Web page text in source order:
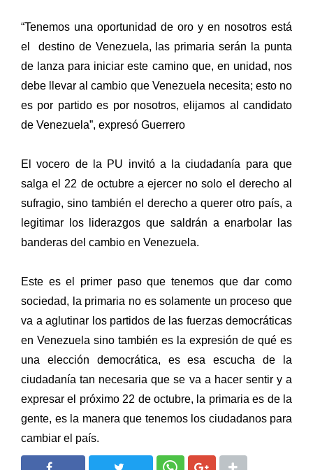
“Tenemos una oportunidad de oro y en nosotros está
el destino de Venezuela, las primaria serán la punta
de lanza para iniciar este camino que, en unidad, nos
debe llevar al cambio que Venezuela necesita; esto no
es por partido es por nosotros, elijamos al candidato
de Venezuela”, expresó Guerrero
El vocero de la PU invitó a la ciudadanía para que
salga el 22 de octubre a ejercer no solo el derecho al
sufragio, sino también el derecho a querer otro país, a
legitimar los liderazgos que saldrán a enarbolar las
banderas del cambio en Venezuela.
Este es el primer paso que tenemos que dar como
sociedad, la primaria no es solamente un proceso que
va a aglutinar los partidos de las fuerzas democráticas
en Venezuela sino también es la expresión de qué es
una elección democrática, es esa escucha de la
ciudadanía tan necesaria que se va a hacer sentir y a
expresar el próximo 22 de octubre, la primaria es de la
gente, es la manera que tenemos los ciudadanos para
cambiar el país.